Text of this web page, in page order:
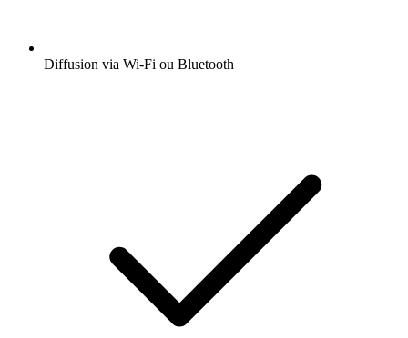
Diffusion via Wi-Fi ou Bluetooth